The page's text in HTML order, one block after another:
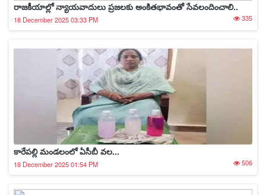
రాజకీయాల్లో న్యాయవాదులు ప్రజలకు అంకితభావంతో సేవలందించాలి..
18 December 2025 03:33 PM 335
కారేపల్లి మండలంలో ఏసీబీ వల...
18 December 2025 01:54 PM 506